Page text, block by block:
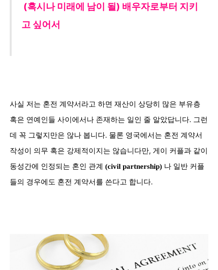
(혹시나 미래에 남이 될) 배우자로부터 지키
고 싶어서
사실 저는 혼전 계약서라고 하면 재산이 상당히 많은 부유층
혹은 연예인들 사이에서나 존재하는 일인 줄 알았답니다. 그런
데 꼭 그렇지만은 않나 봅니다. 물론 영국에서는 혼전 계약서
작성이 의무 혹은 강제적이지는 않습니다만, 게이 커플과 같이
동성간에 인정되는 혼인 관계 (civil partnership) 나 일반 커플
들의 경우에도 혼전 계약서를 쓴다고 합니다.